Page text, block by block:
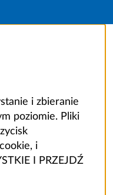
i zbieranie
poziomie. Pliki
i
I PRZEJDŹ